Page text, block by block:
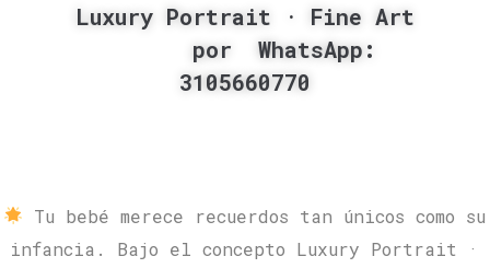
Luxury Portrait · Fine Art
por
WhatsApp:
3105660770
Tu bebé merece recuerdos tan únicos como su
infancia. Bajo el concepto Luxury Portrait ·